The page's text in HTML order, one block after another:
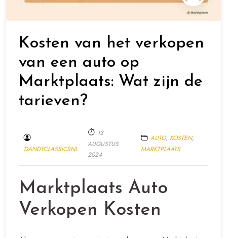
Kosten van het verkopen
van een auto op
Marktplaats: Wat zijn de
tarieven?
DANDYCLASSICSNL
13
AUGUSTUS
2024
AUTO, KOSTEN,
MARKTPLAATS
Marktplaats Auto
Verkopen Kosten